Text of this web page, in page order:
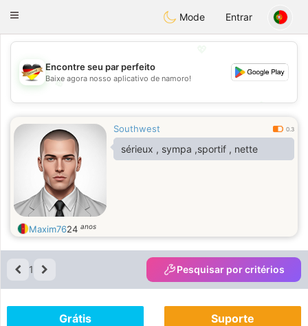
DeutschDating
Toggle
Mode Entrar
💖
💕
Encontre seu par perfeito
Baixe agora nosso aplicativo de namoro!
Southwest 0.3
sérieux , sympa ,sportif , nette
Maxim7624 anos
1 Pesquisar por critérios
Grátis Suporte